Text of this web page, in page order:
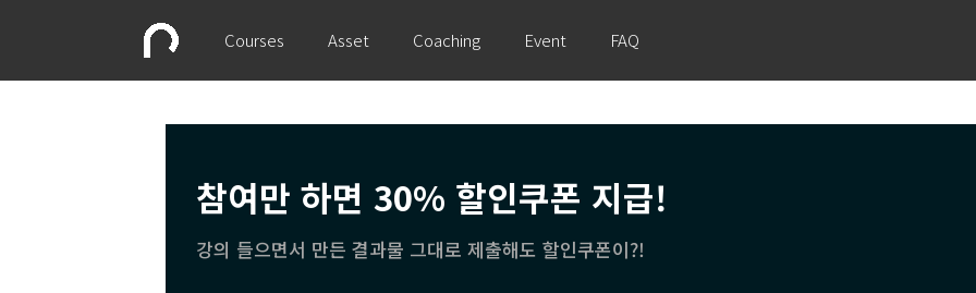
Courses Asset Coaching Event FAQ
참여만 하면 30% 할인쿠폰 지급!
강의 들으면서 만든 결과물 그대로 제출해도 할인쿠폰이?!